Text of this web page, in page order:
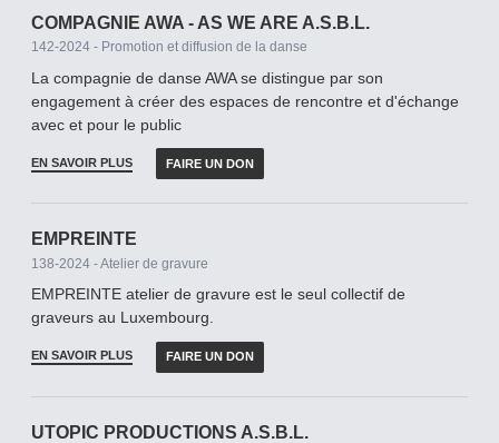
COMPAGNIE AWA - AS WE ARE A.S.B.L.
142-2024 - Promotion et diffusion de la danse
La compagnie de danse AWA se distingue par son
engagement à créer des espaces de rencontre et d'échange
avec et pour le public
EN SAVOIR PLUS FAIRE UN DON
EMPREINTE
138-2024 - Atelier de gravure
EMPREINTE atelier de gravure est le seul collectif de
graveurs au Luxembourg.
EN SAVOIR PLUS FAIRE UN DON
UTOPIC PRODUCTIONS A.S.B.L.